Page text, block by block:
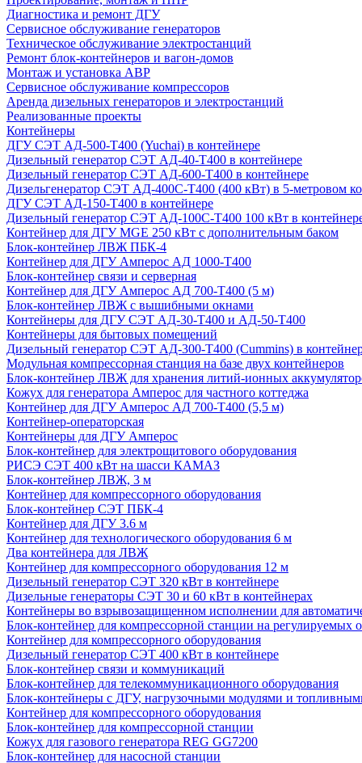
Диагностика и ремонт ДГУ
Сервисное обслуживание генераторов
Техническое обслуживание электростанций
Ремонт блок-контейнеров и вагон-домов
Монтаж и установка АВР
Сервисное обслуживание компрессоров
Аренда дизельных генераторов и электростанций
Реализованные проекты
Контейнеры
ДГУ СЭТ АД-500-Т400 (Yuchai) в контейнере
Дизельный генератор СЭТ АД-40-Т400 в контейнере
Дизельный генератор СЭТ АД-600-Т400 в контейнере
Дизельгенератор СЭТ АД-400С-Т400 (400 кВт) в 5-метровом
ДГУ СЭТ АД-150-Т400 в контейнере
Дизельный генератор СЭТ АД-100С-Т400 100 кВт в
Контейнер для ДГУ MGE 250 кВт с дополнительным баком
Блок-контейнер ЛВЖ ПБК-4
Контейнер для ДГУ Амперос АД 1000-Т400
Блок-контейнер связи и серверная
Контейнер для ДГУ Амперос АД 700-Т400 (5 м)
Блок-контейнер ЛВЖ с вышибными окнами
Контейнеры для ДГУ СЭТ АД-30-Т400 и АД-50-Т400
Контейнеры для бытовых помещений
Дизельный генератор СЭТ АД-300-Т400 (Cummins) в
Модульная компрессорная станция на базе двух контейнеров
Блок-контейнер ЛВЖ для хранения литий-ионных
Кожух для генератора Амперос для частного коттеджа
Контейнер для ДГУ Амперос АД 700-Т400 (5,5 м)
Контейнер-операторская
Контейнеры для ДГУ Амперос
Блок-контейнер для электрощитового оборудования
РИСЭ СЭТ 400 кВт на шасси КАМАЗ
Блок-контейнер ЛВЖ, 3 м
Контейнер для компрессорного оборудования
Блок-контейнер СЭТ ПБК-4
Контейнер для ДГУ 3.6 м
Контейнер для технологического оборудования 6 м
Два контейнера для ЛВЖ
Контейнер для компрессорного оборудования 12 м
Дизельный генератор СЭТ 320 кВт в контейнере
Дизельные генераторы СЭТ 30 и 60 кВт в контейнерах
Контейнеры во взрывозащищенном исполнении для
Блок-контейнер для компрессорной станции на регулируемых
Контейнер для компрессорного оборудования
Дизельный генератор СЭТ 400 кВт в контейнере
Блок-контейнер связи и коммуникаций
Блок-контейнер для телекоммуникационного оборудования
Блок-контейнеры с ДГУ, нагрузочными модулями и
Контейнер для компрессорного оборудования
Блок-контейнер для компрессорной станции
Кожух для газового генератора REG GG7200
Блок-контейнер для насосной станции